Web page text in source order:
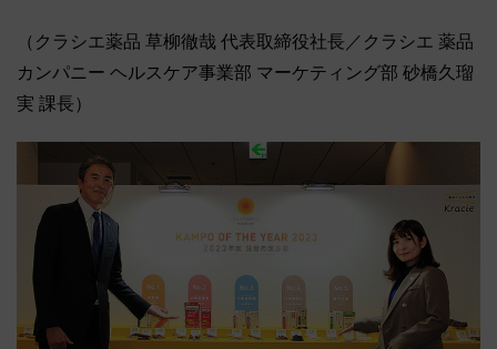
（クラシエ薬品 草柳徹哉 代表取締役社長／クラシエ 薬品
カンパニー ヘルスケア事業部 マーケティング部 砂橋久瑠
実 課長）